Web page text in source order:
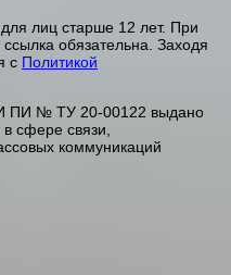
лиц старше 12 лет. При
обязательна. Заходя
с Политикой